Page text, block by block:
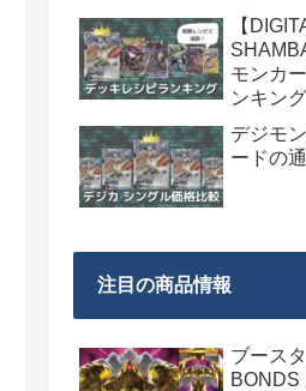
【
モンカ
ンキング
デジモ
ードの
注目の商品情報
ブース
BONDS